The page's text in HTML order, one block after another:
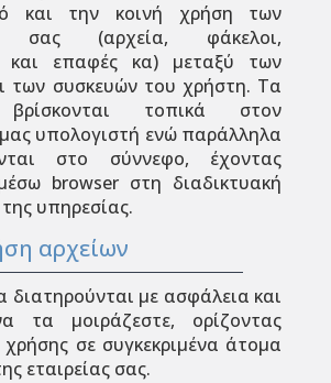
και την κοινή χρήση των
σας (αρχεία, φάκελοι,
και επαφές κα) μεταξύ των
των συσκευών του χρήστη. Τα
βρίσκονται τοπικά στον
υπολογιστή ενώ παράλληλα
στο σύννεφο, έχοντας
browser στη διαδικτυακή
υπηρεσίας.
αρχείων
διατηρούνται με ασφάλεια και
τα μοιράζεστε, ορίζοντας
σε συγκεκριμένα άτομα
εταιρείας σας.